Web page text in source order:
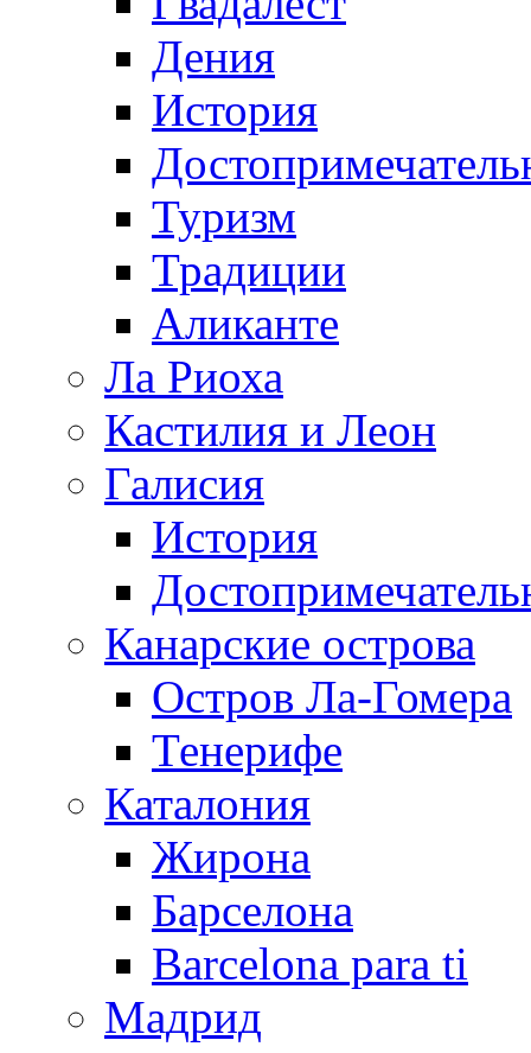
Дения
История
Туризм
Традиции
Аликанте
Ла Риоха
Кастилия и Леон
Галисия
История
Канарские острова
Остров Ла-Гомера
Тенерифе
Каталония
Жирона
Барселона
Barcelona para ti
Мадрид